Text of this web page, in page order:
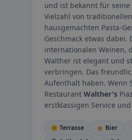
und ist bekannt für seine
Vielzahl von
hausgemachten Pasta-
Geschmack etwas
internationalen Weinen,
Walther ist elegant und
verbringen. Das
Aufenthalt haben. Wenn
Restaurant Walther's
erstklassigen Service
🌞 Terrasse 🍺 Bier